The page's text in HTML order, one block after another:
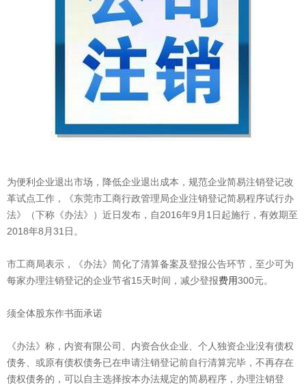
为便利企业退出市场，降低企业退出成本，规范企业简易注销登记改
革试点工作，《东莞市工商行政管理局企业注销登记简易程序试行办
法》（下称《办法》）近日发布，自2016年9月1日起施行，有效期至
2018年8月31日。
市工商局表示，《办法》简化了清算备案及登报公告环节，至少可为
每家办理注销登记的企业节省15天时间，减少登报费用300元。
须全体股东作书面承诺
《办法》称，内资有限公司、内资合伙企业、个人独资企业没有债权
债务、或原有债权债务已在申请注销登记前自行清算完毕，不再存在
债权债务的，可以自主选择按本办法规定的简易程序，办理注销登